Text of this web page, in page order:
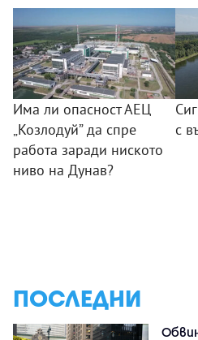
Има ли опасност АЕЦ
„Козлодуй” да спре
работа заради ниското
ниво на Дунав?
с
ПОСЛЕДНИ